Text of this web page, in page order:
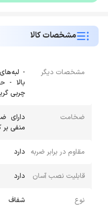
مشخصات کالا
مشخصات دیگر
-
بالا
چربی
ضخامت
دارای
منفی بر
مقاوم در برابر ضربه دارد
قابلیت نصب آسان دارد
نوع شفاف